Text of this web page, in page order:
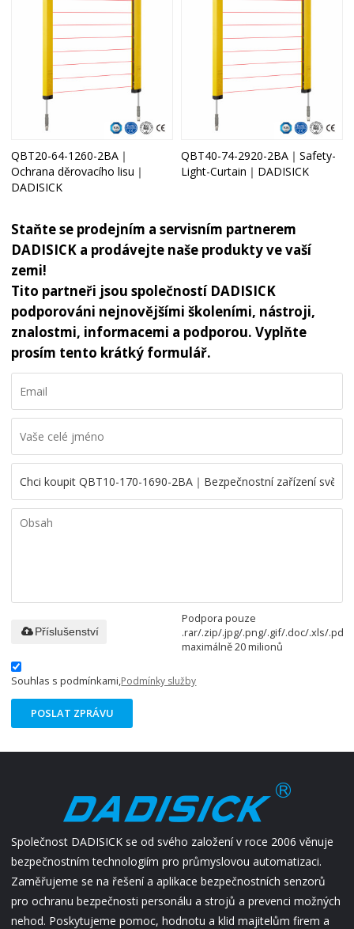
QBT20-64-1260-2BA｜
Ochrana děrovacího lisu｜
DADISICK
QBT40-74-2920-2BA｜Safety-
Light-Curtain｜DADISICK
Staňte se prodejním a servisním partnerem
DADISICK a prodávejte naše produkty ve vaší
zemi!
Tito partneři jsou společností DADISICK
podporováni nejnovějšími školeními, nástroji,
znalostmi, informacemi a podporou. Vyplňte
prosím tento krátký formulář.
Podpora pouze
.rar/.zip/.jpg/.png/.gif/.doc/.xls/.pdf,
maximálně 20 milionů
Příslušenství
Souhlas s podmínkami,Podmínky služby
POSLAT ZPRÁVU
Společnost DADISICK se od svého založení v roce 2006 věnuje
bezpečnostním technologiím pro průmyslovou automatizaci.
Zaměřujeme se na řešení a aplikace bezpečnostních senzorů
pro ochranu bezpečnosti personálu a strojů a prevenci možných
nehod. Poskytujeme pomoc, hodnotu a klid majitelům firem a